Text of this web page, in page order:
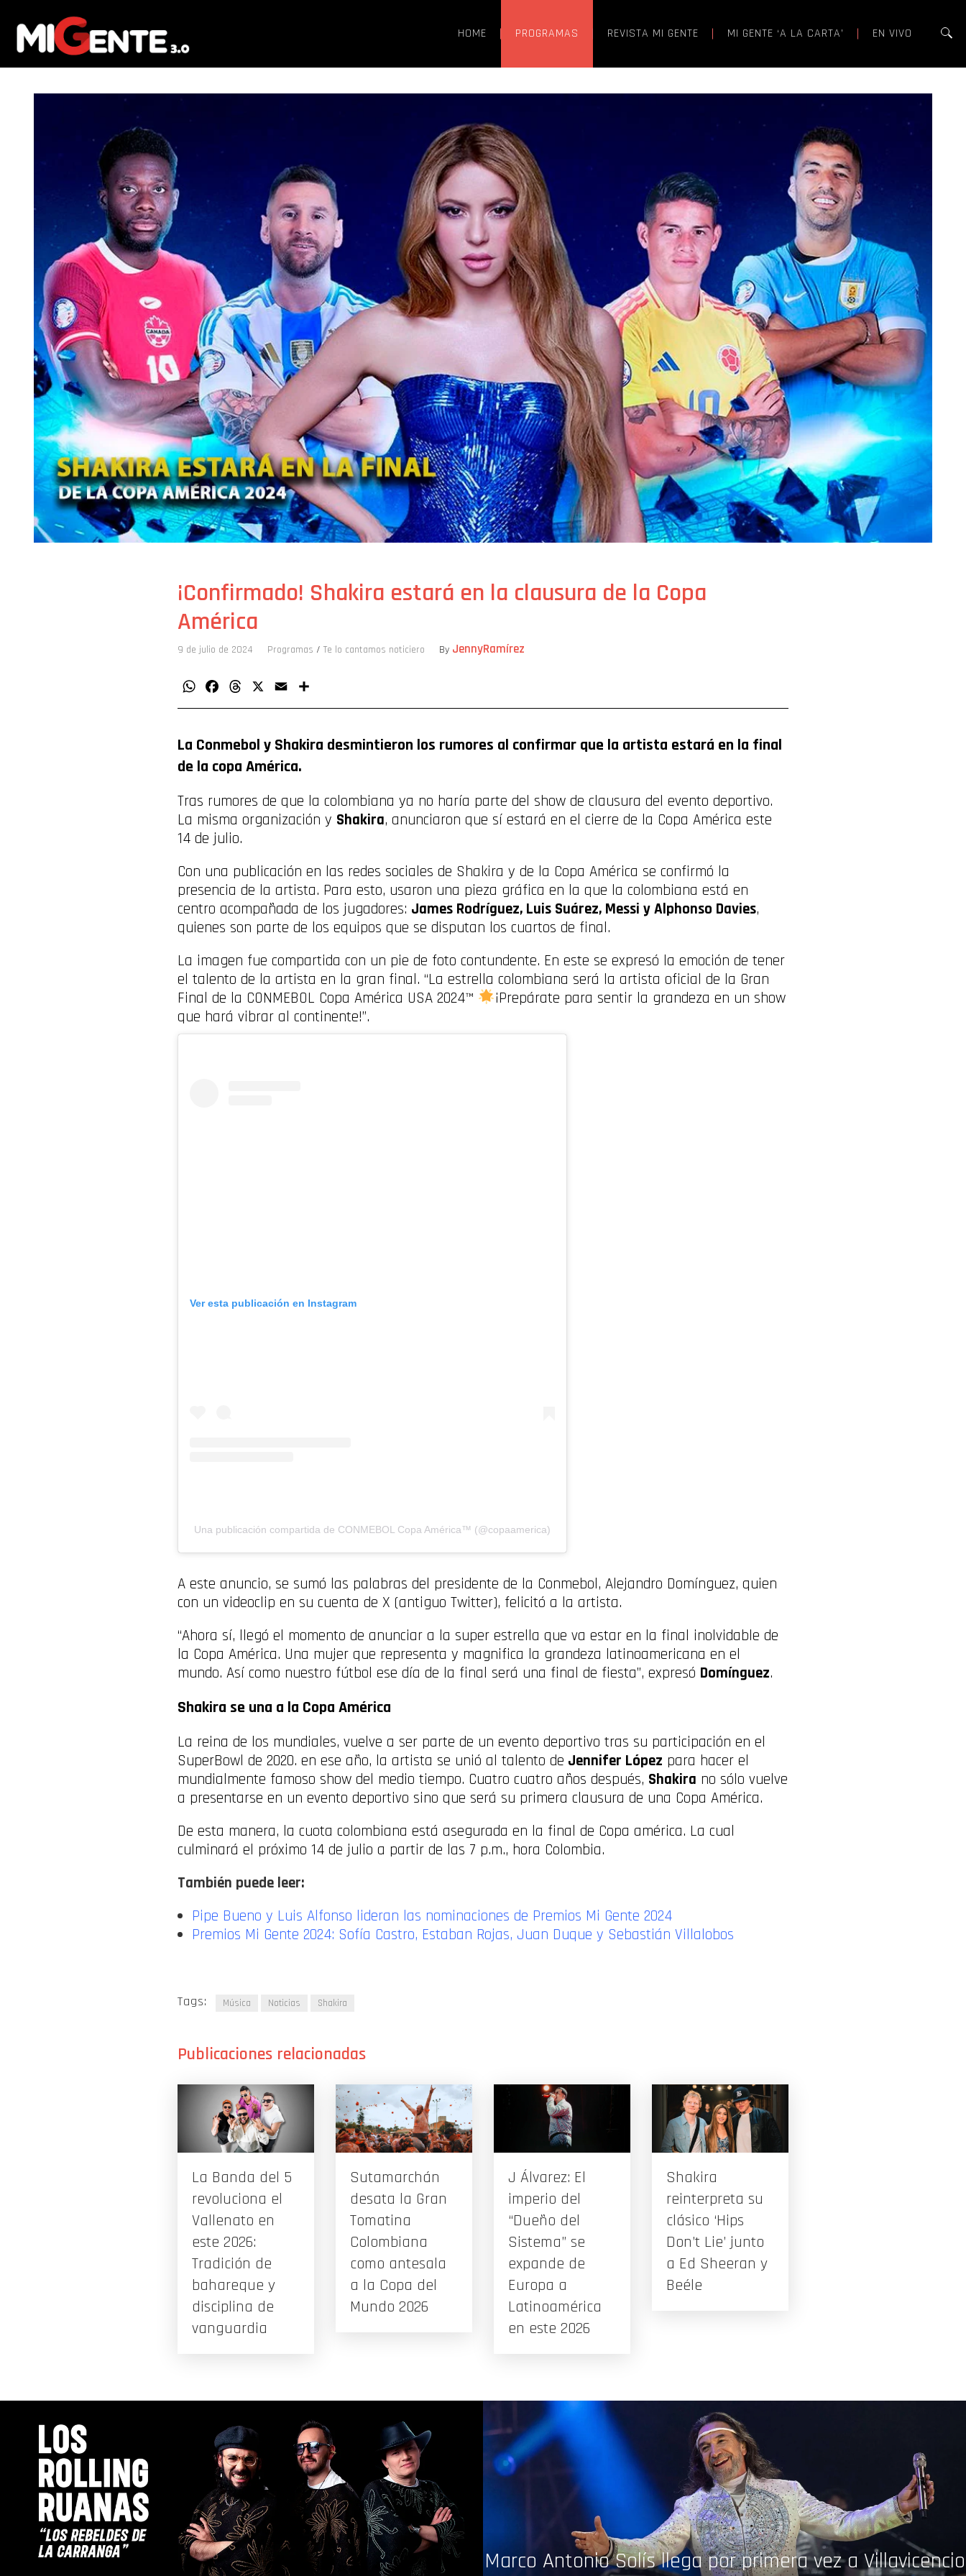
HOME PROGRAMAS REVISTA MI GENTE MI GENTE ‘A LA CARTA’ EN VIVO
¡Confirmado! Shakira estará en la clausura de la Copa
América
9 de julio de 2024 Programas / Te lo cantamos noticiero By JennyRamírez
WhatsAppFacebookThreads Email
La Conmebol y Shakira desmintieron los rumores al confirmar que la artista estará en la final
de la copa América.
Tras rumores de que la colombiana ya no haría parte del show de clausura del evento deportivo.
La misma organización y Shakira, anunciaron que sí estará en el cierre de la Copa América este
14 de julio.
Con una publicación en las redes sociales de Shakira y de la Copa América se confirmó la
presencia de la artista. Para esto, usaron una pieza gráfica en la que la colombiana está en
centro acompañada de los jugadores: James Rodríguez, Luis Suárez, Messi y Alphonso Davies,
quienes son parte de los equipos que se disputan los cuartos de final.
La imagen fue compartida con un pie de foto contundente. En este se expresó la emoción de tener
el talento de la artista en la gran final. “La estrella colombiana será la artista oficial de la Gran
Final de la CONMEBOL Copa América USA 2024™️
¡Prepárate para sentir la grandeza en un show
que hará vibrar al continente!”.
Ver esta publicación en Instagram
Una publicación compartida de CONMEBOL Copa América™️ (@copaamerica)
A este anuncio, se sumó las palabras del presidente de la Conmebol, Alejandro Domínguez, quien
con un videoclip en su cuenta de X (antiguo Twitter), felicitó a la artista.
“Ahora sí, llegó el momento de anunciar a la super estrella que va estar en la final inolvidable de
la Copa América. Una mujer que representa y magnifica la grandeza latinoamericana en el
mundo. Así como nuestro fútbol ese día de la final será una final de fiesta”, expresó Domínguez.
Shakira se una a la Copa América
La reina de los mundiales, vuelve a ser parte de un evento deportivo tras su participación en el
SuperBowl de 2020. en ese año, la artista se unió al talento de Jennifer López para hacer el
mundialmente famoso show del medio tiempo. Cuatro cuatro años después, Shakira no sólo vuelve
a presentarse en un evento deportivo sino que será su primera clausura de una Copa América.
De esta manera, la cuota colombiana está asegurada en la final de Copa américa. La cual
culminará el próximo 14 de julio a partir de las 7 p.m., hora Colombia.
También puede leer:
Pipe Bueno y Luis Alfonso lideran las nominaciones de Premios Mi Gente 2024
Premios Mi Gente 2024: Sofía Castro, Estaban Rojas, Juan Duque y Sebastián Villalobos
Tags: Música Noticias Shakira
La Banda del 5
revoluciona el
Vallenato en
este 2026:
Tradición de
bahareque y
disciplina de
vanguardia
Sutamarchán
desata la Gran
Tomatina
Colombiana
como antesala
a la Copa del
Mundo 2026
J Álvarez: El
imperio del
“Dueño del
Sistema” se
expande de
Europa a
Latinoamérica
en este 2026
Shakira
reinterpreta su
clásico ‘Hips
Don’t Lie’ junto
a Ed Sheeran y
Beéle
Marco Antonio Solís llega por primera vez a Villavicencio